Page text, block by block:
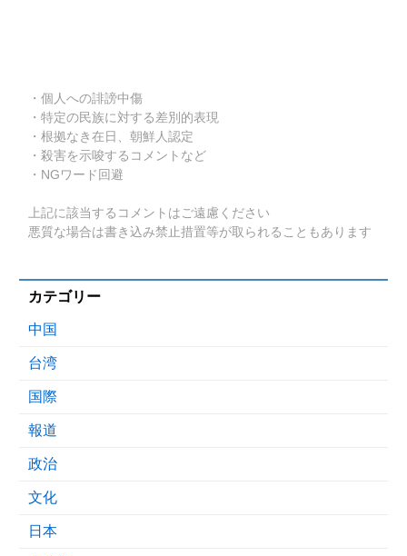
・個人への誹謗中傷
・特定の民族に対する差別的表現
・根拠なき在日、朝鮮人認定
・殺害を示唆するコメントなど
・NGワード回避
上記に該当するコメントはご遠慮ください
悪質な場合は書き込み禁止措置等が取られることもあります
カテゴリー
中国
台湾
国際
報道
政治
文化
日本